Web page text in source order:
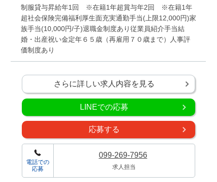
制服貸与昇給年1回 ※在籍1年超賞与年2回 ※在籍1年
超社会保険完備福利厚生面充実通勤手当(上限12,000円)家
族手当(10,000円/子)退職金制度あり従業員紹介手当結
婚・出産祝い金定年６５歳（再雇用７０歳まで）人事評
価制度あり
さらに詳しい求人内容を見る
LINEでの応募
応募する
電話での
応募
099-269-7956
求人担当